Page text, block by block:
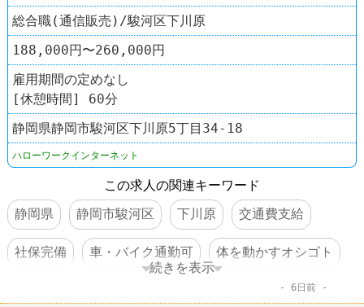
総合職(通信販売)/駿河区下川原
188,000円〜260,000円
雇用期間の定めなし
[休憩時間] 60分
静岡県静岡市駿河区下川原5丁目34-18
ハローワークインターネット
この求人の関連キーワード
静岡県
静岡市駿河区 下川原 交通費支給
社保完備 車・バイク通勤可 体を動かすオシゴト
続きを表示
6日前